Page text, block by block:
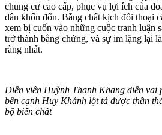
chung cư cao cấp, phục vụ lợi ích của
dân khốn đốn. Bằng chất kịch đối thoại
xem bị cuốn vào những cuộc tranh luận
trở thành bằng chứng, và sự im lặng lại
ràng nhất.
Diễn viên Huỳnh Thanh Khang diễn vai
bên cạnh Huy Khánh lột tả được thần
bộ biến chất